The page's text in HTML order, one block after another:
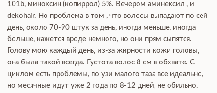
101b, миноксин (копиррол) 5%. Вечером аминексил , и
dekohair. Но проблема в том , что волосы выпадают по сей
день, около 70-90 штук за день, иногда меньше, иногда
больше, кажется вроде немного, но они прям сыпятся.
Голову мою каждый день, из-за жирности кожи головы,
она была такой всегда. Густота волос 8 см в обхвате. С
циклом есть проблемы, по узи малого таза все идеально,
но месячные идут уже 2 года по 8-12 дней, не обильно.